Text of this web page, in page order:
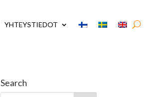
YHTEYSTIEDOT
Search